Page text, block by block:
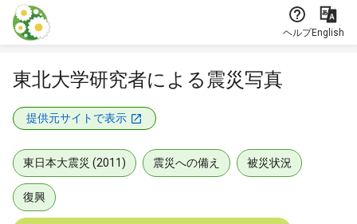
本文に飛ぶ
ヘルプEnglish
東北大学研究者による震災写真
提供元サイトで表示
東日本大震災 (2011) 震災への備え 被災状況
復興